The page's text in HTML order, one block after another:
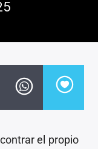
el propio